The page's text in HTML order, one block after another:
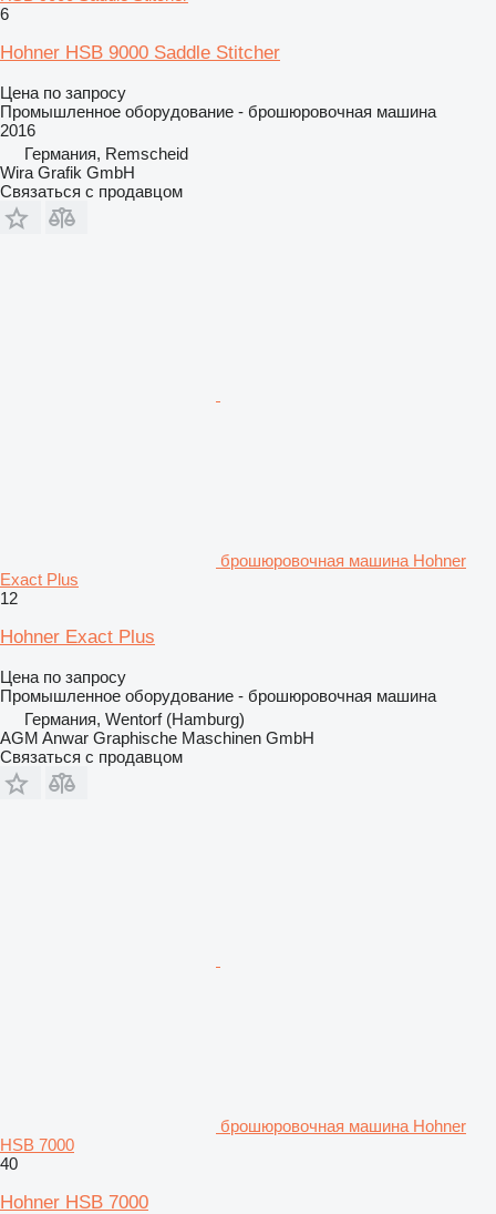
6
Hohner HSB 9000 Saddle Stitcher
Цена по запросу
Промышленное оборудование - брошюровочная машина
2016
Германия, Remscheid
Wira Grafik GmbH
Связаться с продавцом
брошюровочная машина Hohner
Exact Plus
12
Hohner Exact Plus
Цена по запросу
Промышленное оборудование - брошюровочная машина
Германия, Wentorf (Hamburg)
AGM Anwar Graphische Maschinen GmbH
Связаться с продавцом
брошюровочная машина Hohner
HSB 7000
40
Hohner HSB 7000